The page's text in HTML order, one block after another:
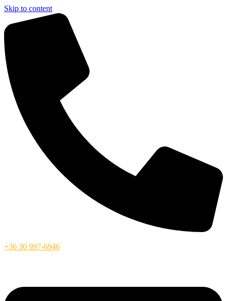
Skip to content
+36 30 997-6946